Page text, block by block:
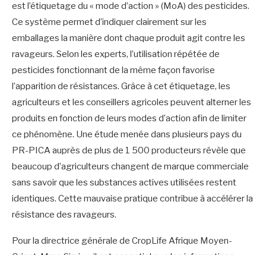
est l’étiquetage du « mode d’action » (MoA) des pesticides.
Ce système permet d’indiquer clairement sur les
emballages la manière dont chaque produit agit contre les
ravageurs. Selon les experts, l’utilisation répétée de
pesticides fonctionnant de la même façon favorise
l’apparition de résistances. Grâce à cet étiquetage, les
agriculteurs et les conseillers agricoles peuvent alterner les
produits en fonction de leurs modes d’action afin de limiter
ce phénomène. Une étude menée dans plusieurs pays du
PR-PICA auprès de plus de 1 500 producteurs révèle que
beaucoup d’agriculteurs changent de marque commerciale
sans savoir que les substances actives utilisées restent
identiques. Cette mauvaise pratique contribue à accélérer la
résistance des ravageurs.
Pour la directrice générale de CropLife Afrique Moyen-